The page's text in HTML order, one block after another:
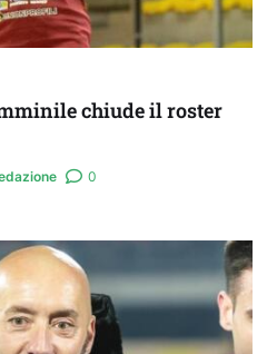
chiude il roster
0